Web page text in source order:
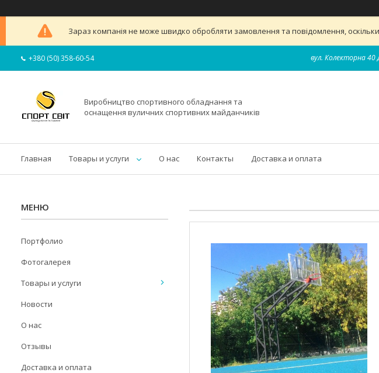
Зараз компанія не може швидко обробляти замовлення та повідомлення,
+380 (50) 358-60-54 вул. Колекторна 40
Виробництво спортивного обладнання та
оснащення вуличних спортивних майданчиків
Главная Товары и услуги О нас Контакты Доставка и оплата
Портфолио
Фотогалерея
Товары и услуги
Новости
О нас
Отзывы
Доставка и оплата